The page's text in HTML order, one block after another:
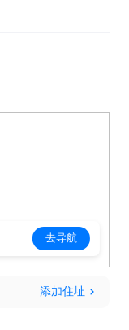
简历看的少，
去导航
添加住址